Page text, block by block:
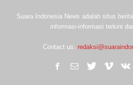
Suara Indonesia News adalah situs
informasi-informasi terkini
Contact us: